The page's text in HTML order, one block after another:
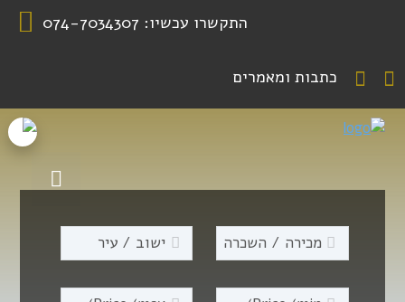
התקשרו עכשיו: 074-7034307
כתבות ומאמרים